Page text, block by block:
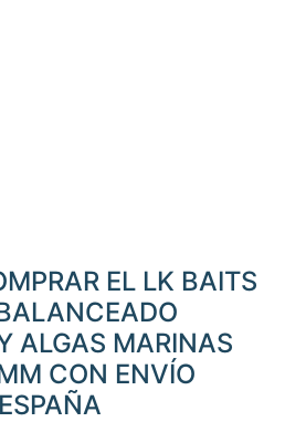
EL LK BAITS
ALGAS MARINAS
CON ENVÍO